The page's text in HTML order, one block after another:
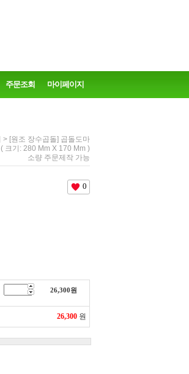
주문조회 마이페이지
> [원조 장수곱돌] 곱돌도마
( 크기: 280 Mm X 170 Mm )
소량 주문제작 가능
0
26,300원
26,300 원